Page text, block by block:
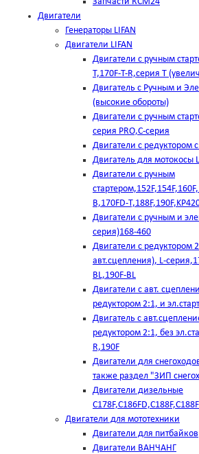
Двигатели
Генераторы LIFAN
Двигатели LIFAN
Двигатели с ручным
T,170F-T-R,серия Т
Двигатель с Ручным и
(высокие обороты)
Двигатели с ручным
серия PRO,C-серия
Двигатели с редуктором
Двигатель для мотокосы
Двигатели с ручным
B,170FD-
Двигатели с ручным и
серия)168-460
Двигатели с редуктором
авт.сцепления), L-
BL,190F-BL
Двигатели с авт.
редуктором 2:1, и
Двигатель с
редуктором 2:1, без
R,190F
Двигатели для
также раздел "ЗИП
Двигатели дизельные
Двигатели для мототехники
Двигатели для питбайков
Двигатели ВАНЧАНГ